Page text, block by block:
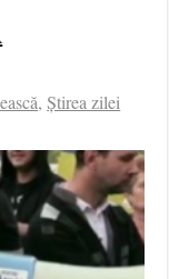
,Știrea zilei